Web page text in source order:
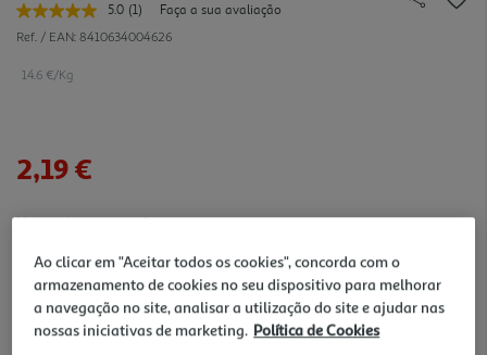
5.0 Leu
uma
(1)
Faça a sua avaliação
Ref. / EAN: 8410634004626
14.6 €/Kg
2,19 €
Notas de preparação
Ao clicar em "Aceitar todos os cookies", concorda com o
armazenamento de cookies no seu dispositivo para melhorar
a navegação no site, analisar a utilização do site e ajudar nas
nossas iniciativas de marketing. Política de Cookies